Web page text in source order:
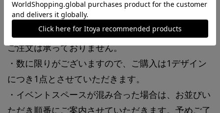
【ご案内・注意事項】
・初日の5月23日(金)は、お電話でのお取り置き・
ご注文は承っておりません。
・数に限りがございますので、ご購入は1デザイン
につき1点とさせていただきます。
・イベントスペースが混み合った場合は、お並びい
ただき順番にご案内させていただきます。予めご了